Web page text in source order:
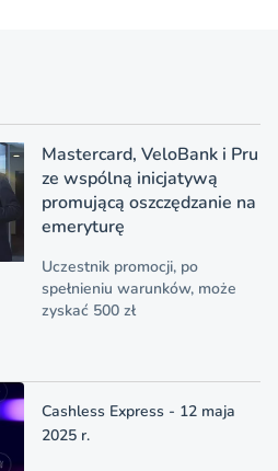
Mastercard, VeloBank i Pru
ze wspólną inicjatywą
promującą oszczędzanie na
emeryturę
Uczestnik promocji, po
spełnieniu warunków, może
zyskać 500 zł
Cashless Express - 12 maja
2025 r.